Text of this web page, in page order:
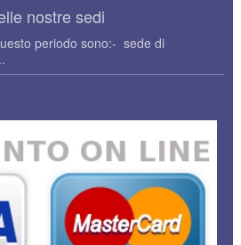
nostre sedi
periodo sono:- sede di